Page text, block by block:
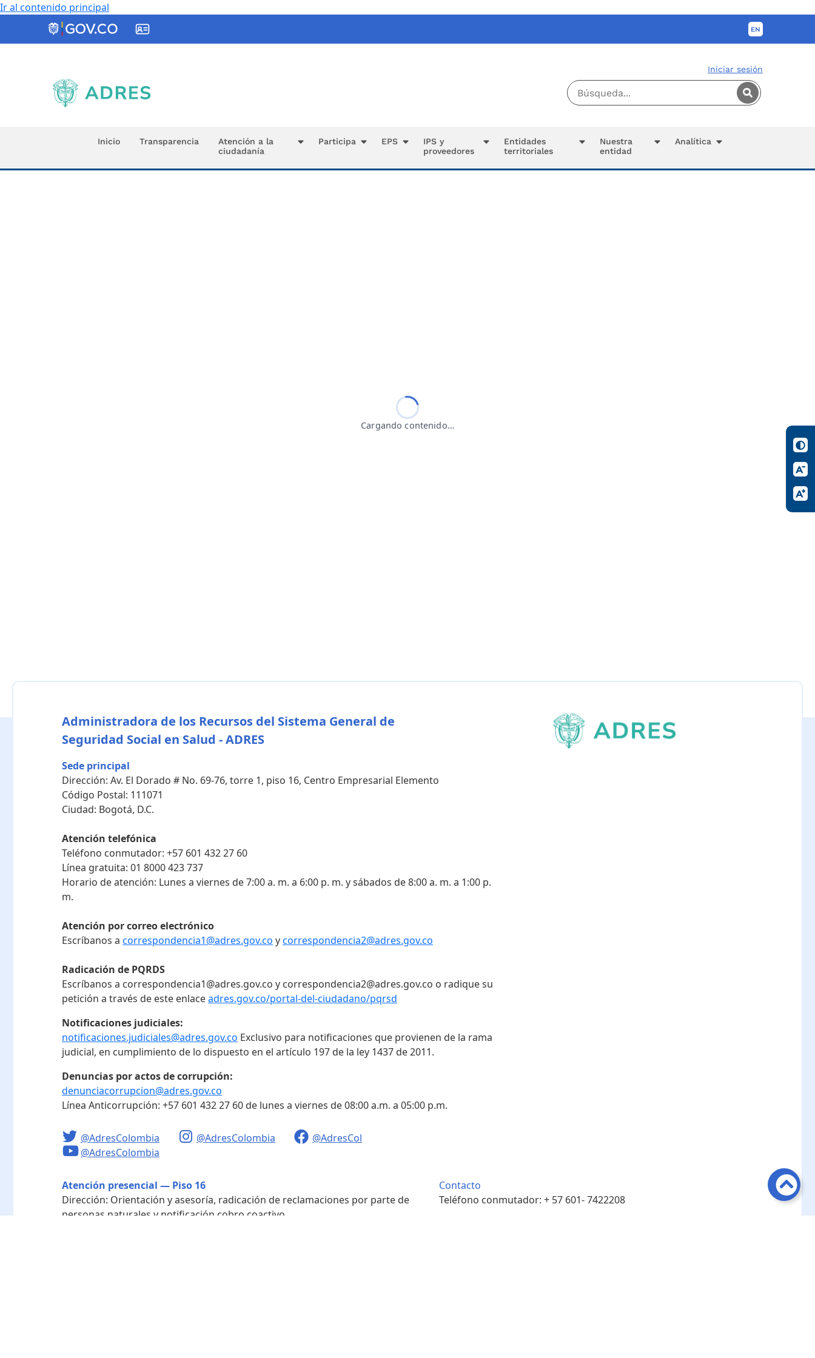
Ir al contenido principal
Iniciar sesión
ADRES
Inicio Transparencia
Atención a la
ciudadanía
Participa EPS
IPS y
proveedores
Entidades
territoriales
Nuestra
entidad
Analítica
Cargando contenido…
Administradora de los Recursos del Sistema General de
Seguridad Social en Salud - ADRES
Sede principal
Dirección: Av. El Dorado # No. 69-76, torre 1, piso 16, Centro Empresarial Elemento
Código Postal: 111071
Ciudad: Bogotá, D.C.
Atención telefónica
Teléfono conmutador: +57 601 432 27 60
Línea gratuita: 01 8000 423 737
Horario de atención: Lunes a viernes de 7:00 a. m. a 6:00 p. m. y sábados de 8:00 a. m. a 1:00 p.
m.
Atención por correo electrónico
Escríbanos a correspondencia1@adres.gov.co ycorrespondencia2@adres.gov.co
Radicación de PQRDS
Escríbanos a correspondencia1@adres.gov.co y correspondencia2@adres.gov.co o radique su
petición a través de este enlaceadres.gov.co/portal-del-ciudadano/pqrsd
Notificaciones judiciales:
notificaciones.judiciales@adres.gov.co Exclusivo para notificaciones que provienen de la rama
judicial, en cumplimiento de lo dispuesto en el artículo 197 de la ley 1437 de 2011.
Denuncias por actos de corrupción:
denunciacorrupcion@adres.gov.co
Línea Anticorrupción: +57 601 432 27 60 de lunes a viernes de 08:00 a.m. a 05:00 p.m.
@AdresColombia @AdresColombia
@AdresCol
@AdresColombia
Atención presencial — Piso 16
Dirección: Orientación y asesoría, radicación de reclamaciones por parte de
personas naturales y notificación cobro coactivo.
Contacto
Teléfono conmutador: + 57 601- 7422208